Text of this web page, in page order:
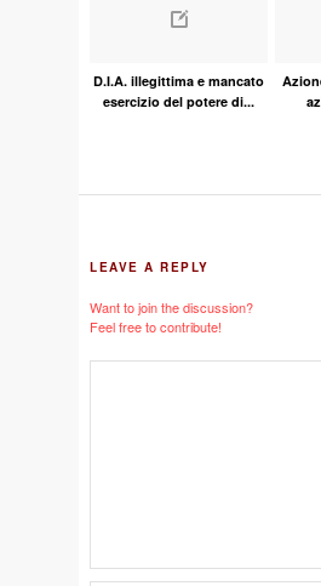
D.I.A. illegittima e mancato
esercizio del potere di...
LEAVE A REPLY
Want to join the discussion?
Feel free to contribute!